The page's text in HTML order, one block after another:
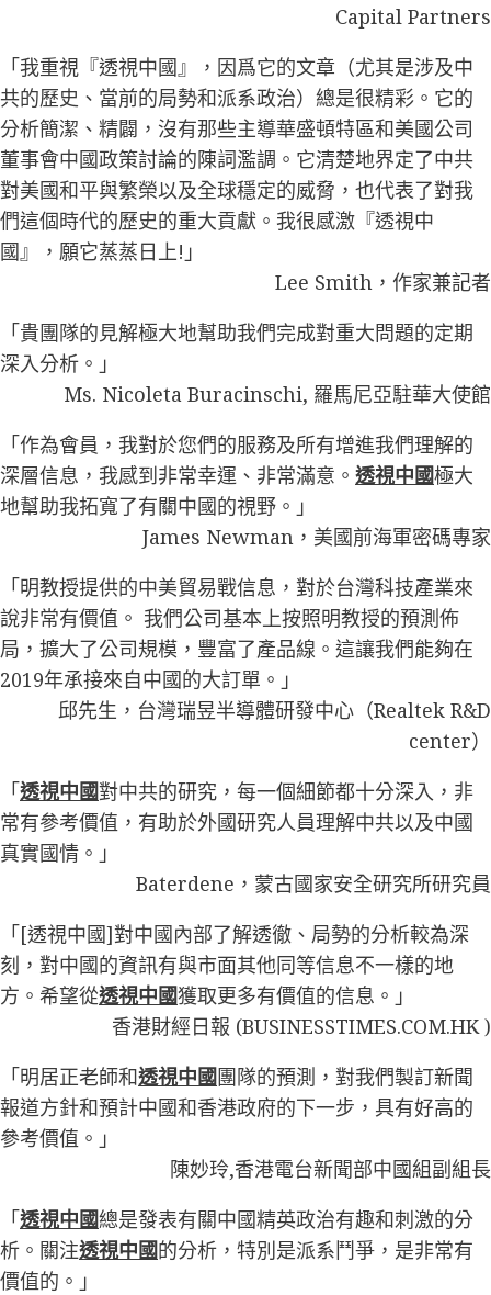
Capital Partners
「我重視『透視中國』，因爲它的文章（尤其是涉及中
共的歷史、當前的局勢和派系政治）總是很精彩。它的
分析簡潔、精闢，沒有那些主導華盛頓特區和美國公司
董事會中國政策討論的陳詞濫調。它清楚地界定了中共
對美國和平與繁榮以及全球穩定的威脅，也代表了對我
們這個時代的歷史的重大貢獻。我很感激『透視中
國』，願它蒸蒸日上!」
Lee Smith，作家兼記者
「貴團隊的見解極大地幫助我們完成對重大問題的定期
深入分析。」
Ms. Nicoleta Buracinschi, 羅馬尼亞駐華大使館
「作為會員，我對於您們的服務及所有增進我們理解的
深層信息，我感到非常幸運、非常滿意。 透視中國極大
地幫助我拓寬了有關中國的視野。」
James Newman，美國前海軍密碼專家
「明教授提供的中美貿易戰信息，對於台灣科技產業來
說非常有價值。 我們公司基本上按照明教授的預測佈
局，擴大了公司規模，豐富了產品線。這讓我們能夠在
2019年承接來自中國的大訂單。」
邱先生，台灣瑞昱半導體研發中心（Realtek R&D
center）
「透視中國對中共的研究，每一個細節都十分深入，非
常有參考價值，有助於外國研究人員理解中共以及中國
真實國情。」
Baterdene，蒙古國家安全研究所研究員
「[透視中國]對中國內部了解透徹、局勢的分析較為深
刻，對中國的資訊有與市面其他同等信息不一樣的地
方。希望從透視中國獲取更多有價值的信息。」
香港財經日報 (BUSINESSTIMES.COM.HK )
「明居正老師和透視中國團隊的預測，對我們製訂新聞
報道方針和預計中國和香港政府的下一步，具有好高的
參考價值。」
陳妙玲,香港電台新聞部中國組副組長
「透視中國總是發表有關中國精英政治有趣和刺激的分
析。關注透視中國的分析，特別是派系鬥爭，是非常有
價值的。」